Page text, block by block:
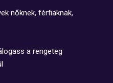
nőknek, férfiaknak,
a rengeteg